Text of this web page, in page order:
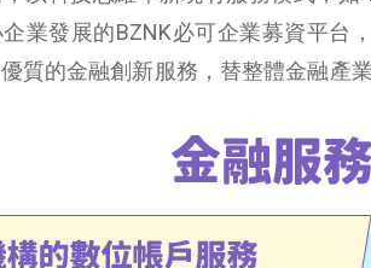
業發展的BZNK必可企業募資平台
質的金融創新服務，替整體金融產